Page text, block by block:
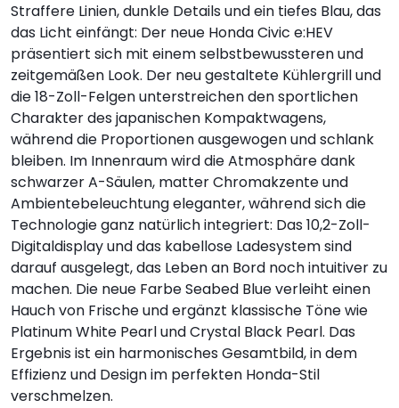
Straffere Linien, dunkle Details und ein tiefes Blau, das
das Licht einfängt: Der neue Honda Civic e:HEV
präsentiert sich mit einem selbstbewussteren und
zeitgemäßen Look. Der neu gestaltete Kühlergrill und
die 18-Zoll-Felgen unterstreichen den sportlichen
Charakter des japanischen Kompaktwagens,
während die Proportionen ausgewogen und schlank
bleiben. Im Innenraum wird die Atmosphäre dank
schwarzer A-Säulen, matter Chromakzente und
Ambientebeleuchtung eleganter, während sich die
Technologie ganz natürlich integriert: Das 10,2-Zoll-
Digitaldisplay und das kabellose Ladesystem sind
darauf ausgelegt, das Leben an Bord noch intuitiver zu
machen. Die neue Farbe Seabed Blue verleiht einen
Hauch von Frische und ergänzt klassische Töne wie
Platinum White Pearl und Crystal Black Pearl. Das
Ergebnis ist ein harmonisches Gesamtbild, in dem
Effizienz und Design im perfekten Honda-Stil
verschmelzen.